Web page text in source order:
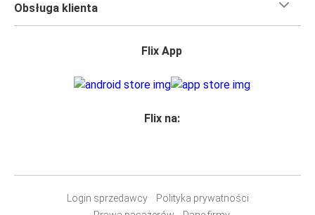
Obsługa klienta
Flix App
Flix na:
Login sprzedawcy
Polityka prywatności